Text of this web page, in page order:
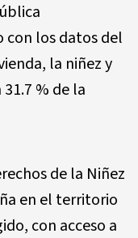
con los datos del
la niñez y
% de la
de la Niñez
en el territorio
con acceso a